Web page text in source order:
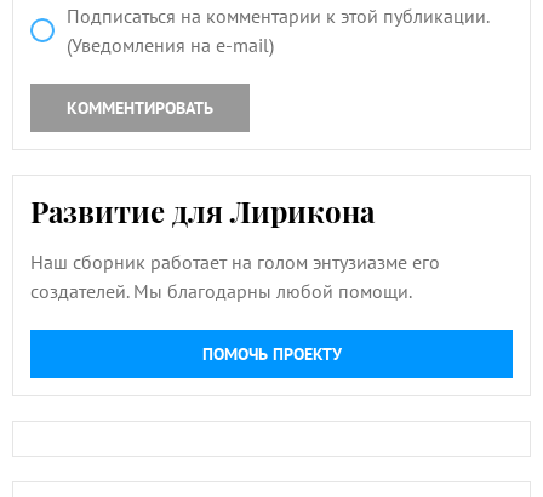
Подписаться на комментарии к этой публикации.
(Уведомления на e-mail)
КОММЕНТИРОВАТЬ
Развитие для Лирикона
Наш сборник работает на голом энтузиазме его
создателей. Мы благодарны любой помощи.
ПОМОЧЬ ПРОЕКТУ